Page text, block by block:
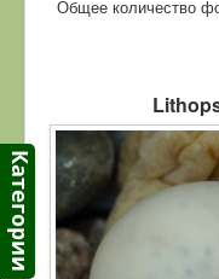
Отзывы
Ссылки
Контакты
Общее количество